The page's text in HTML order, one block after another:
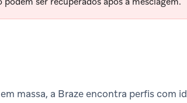
massa, a Braze encontra perfis com